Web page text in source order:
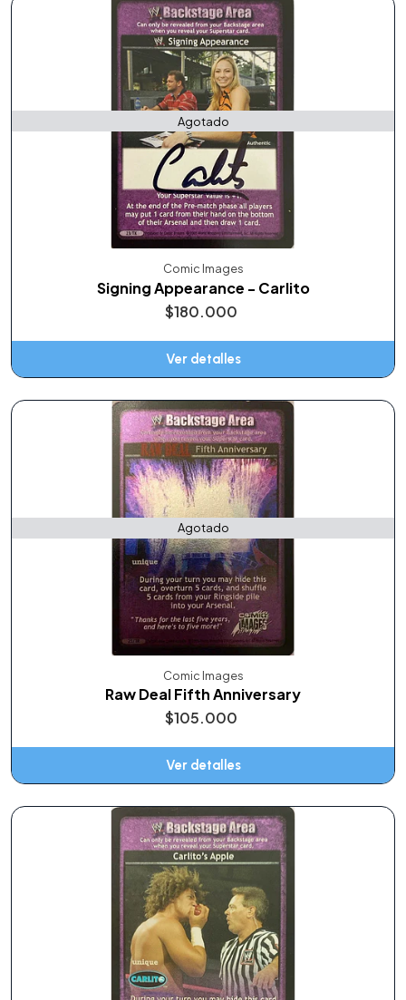
Agotado
Comic Images
Signing Appearance - Carlito
$180.000
Ver detalles
Agotado
Comic Images
Raw Deal Fifth Anniversary
$105.000
Ver detalles